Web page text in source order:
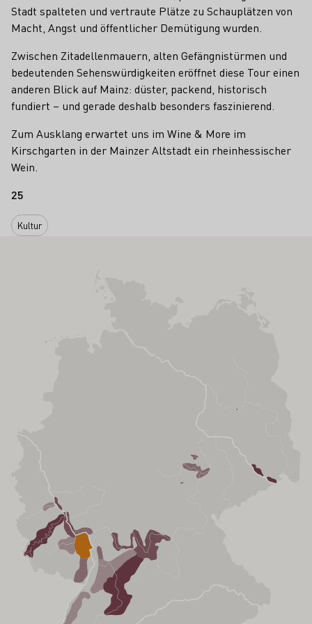
Stadt spalteten und vertraute Plätze zu Schauplätzen von
Macht, Angst und öffentlicher Demütigung wurden.
Zwischen Zitadellenmauern, alten Gefängnistürmen und
bedeutenden Sehenswürdigkeiten eröffnet diese Tour einen
anderen Blick auf Mainz: düster, packend, historisch
fundiert – und gerade deshalb besonders faszinierend.
Zum Ausklang erwartet uns im Wine & More im
Kirschgarten in der Mainzer Altstadt ein rheinhessischer
Wein.
25
Kultur